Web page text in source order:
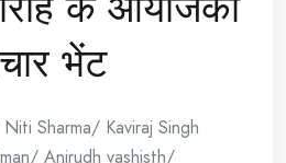
भेंट
Sharma/ Kaviraj Singh
Anirudh vashisth/